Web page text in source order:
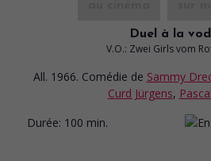
Duel à la
V.O.: Zwei Girls vom
All. 1966. Comédie de Sammy
Curd Jürgens,
Durée: 100 min.